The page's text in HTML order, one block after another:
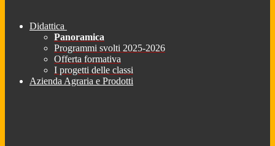
Didattica
Panoramica
Programmi svolti 2025-2026
Offerta formativa
I progetti delle classi
Azienda Agraria e Prodotti